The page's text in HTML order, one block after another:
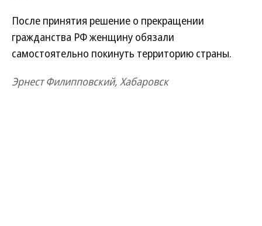
После принятия решение о прекращении
гражданства РФ женщину обязали
самостоятельно покинуть территорию страны.
Эрнест Филипповский, Хабаровск